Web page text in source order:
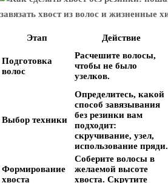
Этап Действие
Подготовка
волос
Расчешите волосы,
чтобы не было
узелков.
Выбор техники
Определитесь, какой
способ завязывания
без резинки вам
подходит:
скручивание, узел,
использование пряди.
Формирование
хвоста
Соберите волосы в
желаемой высоте
хвоста. Скрутите